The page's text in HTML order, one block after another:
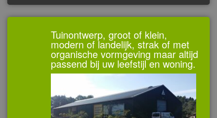
Tuinontwerp, groot of klein,
modern of landelijk, strak of met
organische vormgeving maar altijd
passend bij uw leefstijl en woning.